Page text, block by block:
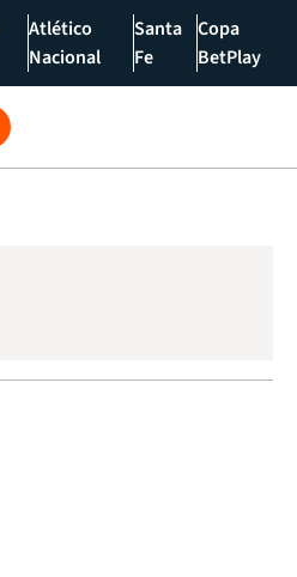
Atlético
Nacional
Santa
Fe
Copa
BetPlay